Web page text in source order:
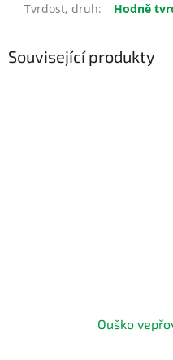
Tvrdost, druh: Hodně
Související produkty
Ouško